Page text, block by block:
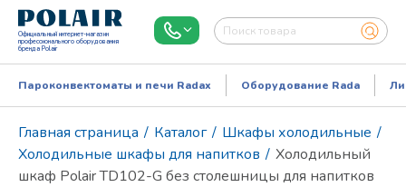
Официальный интернет-магазин
профессионального оборудования
бренда Polair
Пароконвектоматы и печи Radax Оборудование Rada
Главная страница / Каталог / Шкафы холодильные /
Холодильные шкафы для напитков / Холодильный
шкаф Polair TD102-G без столешницы для напитков